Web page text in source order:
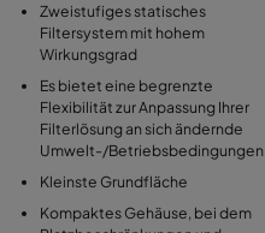
Zweistufiges statisches
Filtersystem mit hohem
Wirkungsgrad
Es bietet eine begrenzte
Flexibilität zur Anpassung Ihrer
Filterlösung an sich ändernde
Umwelt-/Betriebsbedingungen
Kleinste Grundfläche
Kompaktes Gehäuse, bei dem